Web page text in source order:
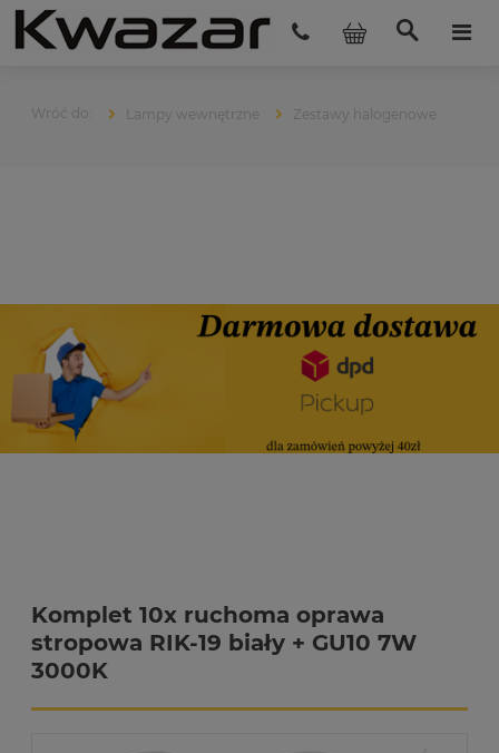
Lampy wewnętrzne Zestawy halogenowe
Komplet 10x ruchoma oprawa
stropowa RIK-19 biały + GU10 7W
3000K